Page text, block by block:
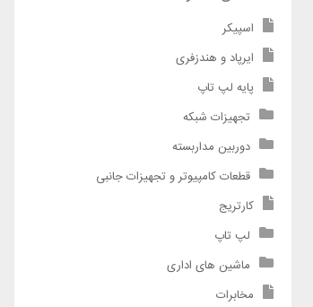
اسپیکر
ایرپاد و هندزفری
پایه لپ تاپ
تجهیزات شبکه
دوربین مداربسته
قطعات کامپیوتر و تجهیزات جانبی
کارتریج
لپ تاپ
ماشین های اداری
مخابرات